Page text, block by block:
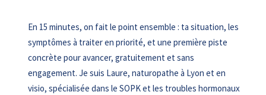
En 15 minutes, on fait le point ensemble : ta situation, les
symptômes à traiter en priorité, et une première piste
concrète pour avancer, gratuitement et sans
engagement. Je suis Laure, naturopathe à Lyon et en
visio, spécialisée dans le SOPK et les troubles hormonaux